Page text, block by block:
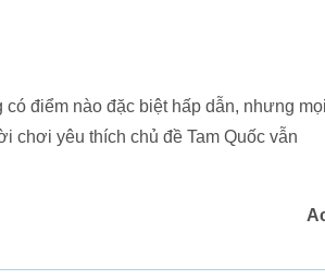
điểm nào đặc biệt hấp dẫn, nhưng mọi
chơi yêu thích chủ đề Tam Quốc vẫn